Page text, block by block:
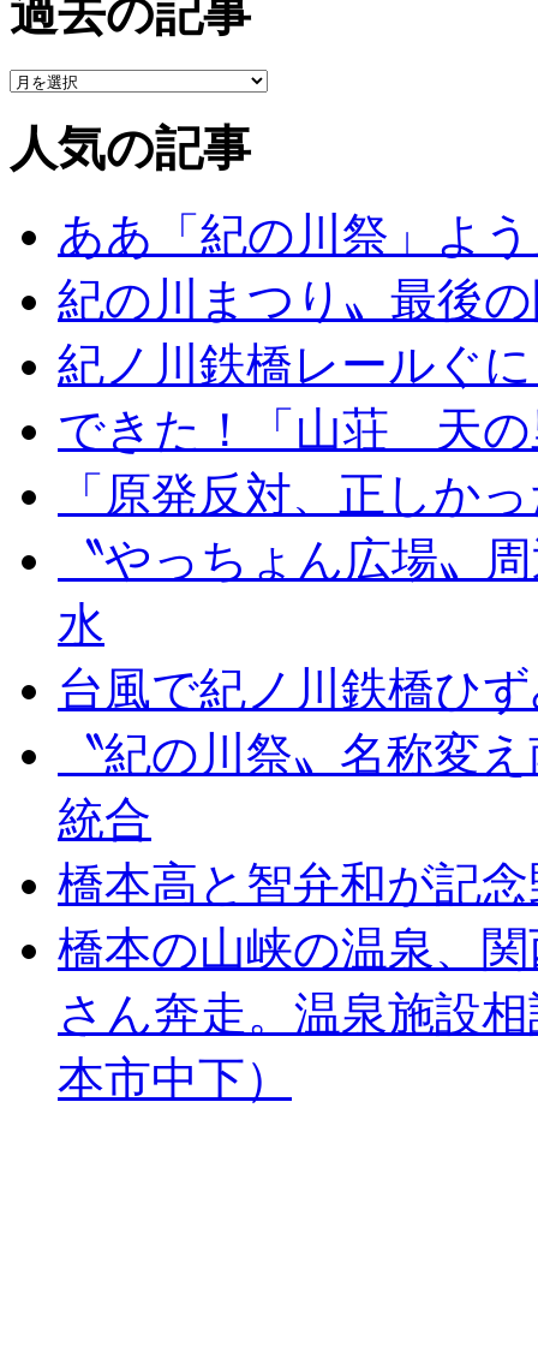
過去の記事
人気の記事
ああ「紀の川祭」よ
紀の川まつり〟最後
紀ノ川鉄橋レールぐ
できた！「山荘 天の
「原発反対、正しか
〝やっちょん広場〟
水
台風で紀ノ川鉄橋ひ
〝紀の川祭〟名称変
統合
橋本高と智弁和が記
橋本の山峡の温泉、
さん奔走。温泉施設
本市中下）